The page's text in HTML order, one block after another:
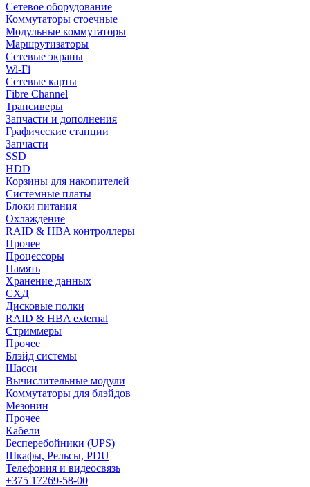
Сетевое оборудование
Коммутаторы стоечные
Модульные коммутаторы
Маршрутизаторы
Сетевые экраны
Wi-Fi
Сетевые карты
Fibre Channel
Трансиверы
Запчасти и дополнения
Графические станции
Запчасти
SSD
HDD
Корзины для накопителей
Системные платы
Блоки питания
Охлаждение
RAID & HBA контроллеры
Прочее
Процессоры
Память
Хранение данных
СХД
Дисковые полки
RAID & HBA external
Стриммеры
Прочее
Блэйд системы
Шасси
Вычислительные модули
Коммутаторы для блэйдов
Мезонин
Прочее
Кабели
Бесперебойники (UPS)
Шкафы, Рельсы, PDU
Телефония и видеосвязь
+375 17269-58-00